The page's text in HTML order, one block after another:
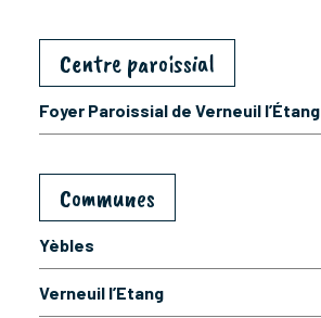
Centre paroissial
Foyer Paroissial de Verneuil l’Étang
Communes
Yèbles
Verneuil l’Etang